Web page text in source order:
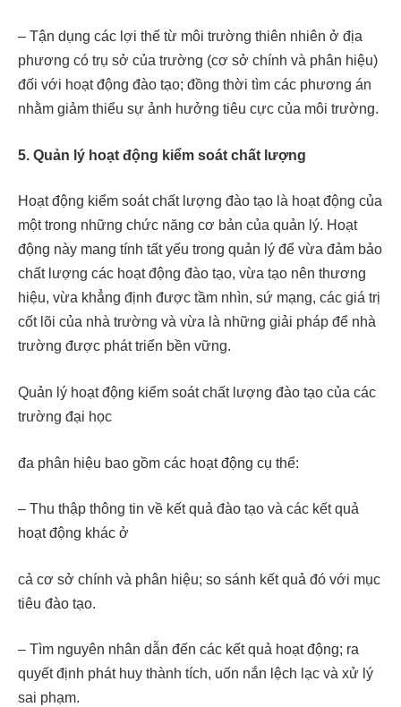
– Tận dụng các lợi thế từ môi trường thiên nhiên ở địa
phương có trụ sở của trường (cơ sở chính và phân hiệu)
đối với hoạt động đào tạo; đồng thời tìm các phương án
nhằm giảm thiểu sự ảnh hưởng tiêu cực của môi trường.
5. Quản lý hoạt động kiểm soát chất lượng
Hoạt động kiểm soát chất lượng đào tạo là hoạt động của
một trong những chức năng cơ bản của quản lý. Hoạt
động này mang tính tất yếu trong quản lý để vừa đảm bảo
chất lượng các hoạt động đào tạo, vừa tạo nên thương
hiệu, vừa khẳng định được tầm nhìn, sứ mạng, các giá trị
cốt lõi của nhà trường và vừa là những giải pháp để nhà
trường được phát triển bền vững.
Quản lý hoạt động kiểm soát chất lượng đào tạo của các
trường đại học
đa phân hiệu bao gồm các hoạt động cụ thể:
– Thu thập thông tin về kết quả đào tạo và các kết quả
hoạt động khác ở
cả cơ sở chính và phân hiệu; so sánh kết quả đó với mục
tiêu đào tạo.
– Tìm nguyên nhân dẫn đến các kết quả hoạt động; ra
quyết định phát huy thành tích, uốn nắn lệch lạc và xử lý
sai phạm.